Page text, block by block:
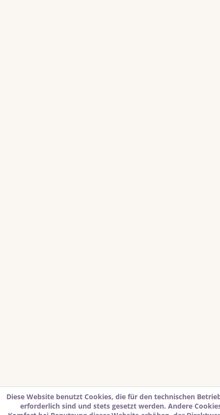
Diese Website benutzt Cookies, die für den technischen
erforderlich sind und stets gesetzt werden. Andere